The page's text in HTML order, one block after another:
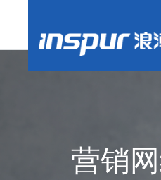
营销